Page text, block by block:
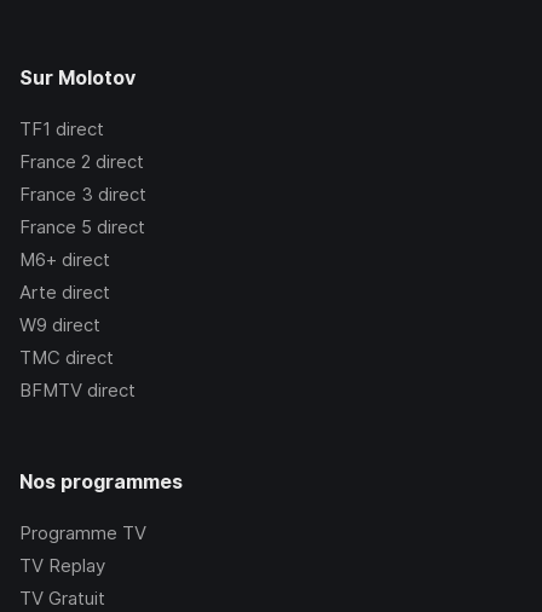
Sur Molotov
TF1 direct
France 2 direct
France 3 direct
France 5 direct
M6+ direct
Arte direct
W9 direct
TMC direct
BFMTV direct
Nos programmes
Programme TV
TV Replay
TV Gratuit